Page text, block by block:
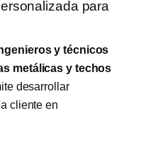
para
y técnicos
metálicas y techos
desarrollar
cliente en